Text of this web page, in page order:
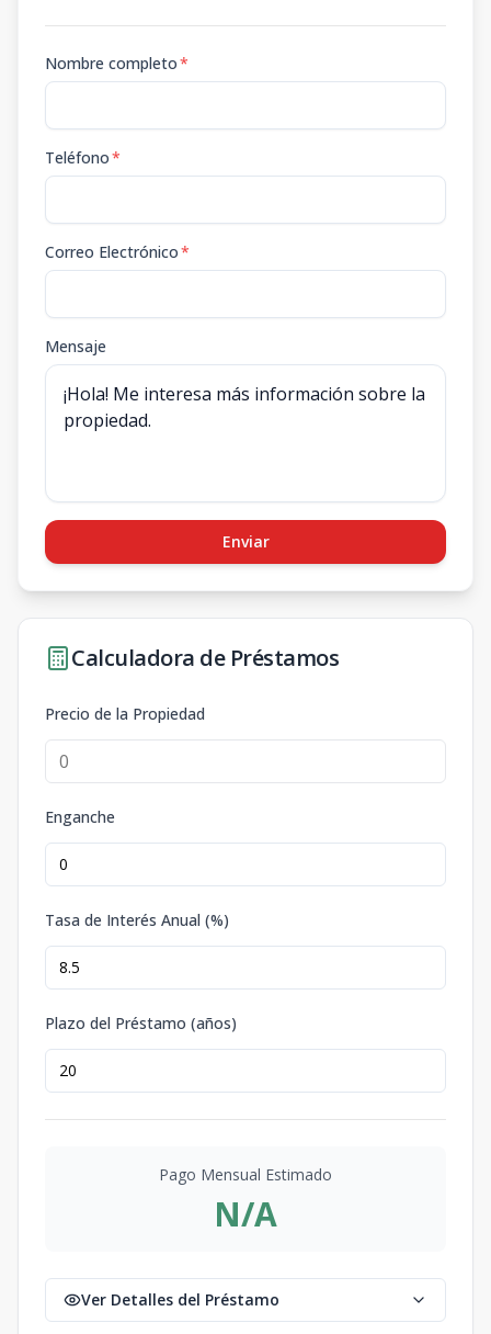
Nombre completo*
Teléfono*
Correo Electrónico*
Mensaje
Enviar
Calculadora de Préstamos
Precio de la Propiedad
Enganche
Tasa de Interés Anual (%)
Plazo del Préstamo (años)
Pago Mensual Estimado
N/A
Ver Detalles del Préstamo